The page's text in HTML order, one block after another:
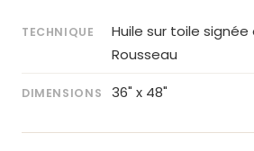
TECHNIQUE
Huile sur toile
Rousseau
DIMENSIONS 36" x 48"